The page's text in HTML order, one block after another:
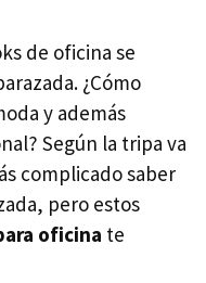
de oficina se
¿Cómo
y además
Según la tripa va
complicado saber
pero estos
oficina te